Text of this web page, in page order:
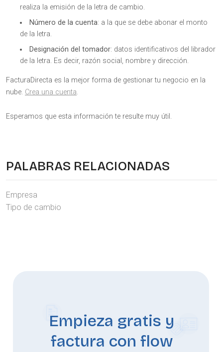
realiza la emisión de la letra de cambio.
Número de la cuenta: a la que se debe abonar el monto
de la letra.
Designación del tomador: datos identificativos del librador
de la letra. Es decir, razón social, nombre y dirección.
FacturaDirecta es la mejor forma de gestionar tu negocio en la
nube. Crea una cuenta.
Esperamos que esta información te resulte muy útil.
PALABRAS RELACIONADAS
Empresa
Tipo de cambio
Empieza gratis y
factura con flow